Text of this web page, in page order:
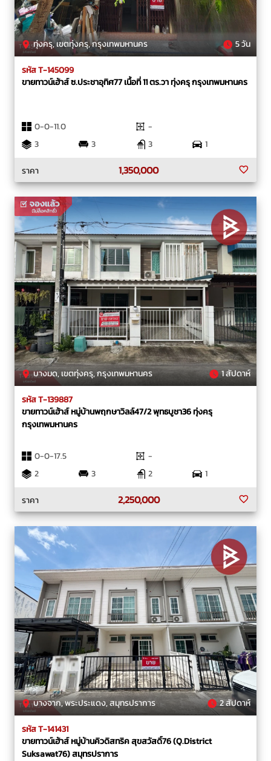
ทุ่งครุ, เขตทุ่งครุ, กรุงเทพมหานคร 5 วัน
รหัส T-145099
ขายทาวน์เฮ้าส์ ซ.ประชาอุทิศ77 เนื้อที่ 11 ตร.วา ทุ่งครุ กรุงเทพมหานคร
0-0-11.0
-
3
3 3
1
ราคา
1,350,000
บางมด, เขตทุ่งครุ, กรุงเทพมหานคร 1 สัปดาห์
รหัส T-139887
ขายทาวน์เฮ้าส์ หมู่บ้านพฤกษาวิลล์47/2 พุทธบูชา36 ทุ่งครุ
กรุงเทพมหานคร
0-0-17.5
-
2
3 2
1
ราคา
2,250,000
บางจาก, พระประแดง, สมุทรปราการ 2 สัปดาห์
รหัส T-141431
ขายทาวน์เฮ้าส์ หมู่บ้านคิวดิสทริค สุขสวัสดิ์76 (Q.District
Suksawat76) สมุทรปราการ